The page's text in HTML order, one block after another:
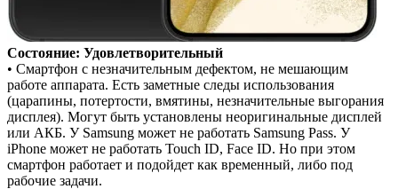
Состояние: Удовлетворительный
• Смартфон с незначительным дефектом, не мешающим
работе аппарата. Есть заметные следы использования
(царапины, потертости, вмятины, незначительные выгорания
дисплея). Могут быть установлены неоригинальные дисплей
или АКБ. У Samsung может не работать Samsung Pass. У
iPhone может не работать Touch ID, Face ID. Но при этом
смартфон работает и подойдет как временный, либо под
рабочие задачи.